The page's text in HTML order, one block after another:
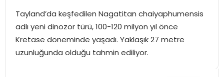
SPOR
GÜNDEM
Tayland’da keşfedilen Nagatitan chaiyaphumensis
adlı yeni dinozor türü, 100-120 milyon yıl önce
Kretase döneminde yaşadı. Yaklaşık 27 metre
uzunluğunda olduğu tahmin ediliyor.